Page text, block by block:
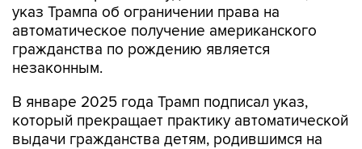
указ Трампа об ограничении права на
автоматическое получение американского
гражданства по рождению является
незаконным.
В январе 2025 года Трамп подписал указ,
который прекращает практику автоматической
выдачи гражданства детям, родившимся на